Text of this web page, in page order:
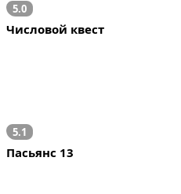
5.0
Числовой квест
5.1
Пасьянс 13